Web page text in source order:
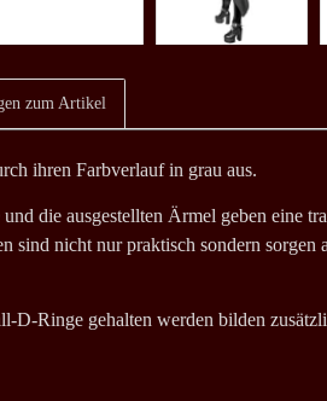
zum Artikel
ihren Farbverlauf in grau aus.
die ausgestellten Ärmel geben eine
sind nicht nur praktisch sondern sorgen
D-Ringe gehalten werden bilden